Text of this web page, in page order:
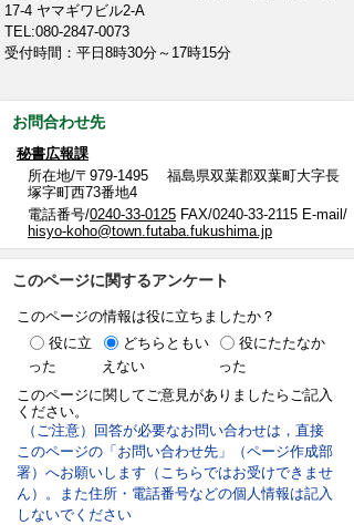
17-4 ヤマギワビル2-A
TEL:080-2847-0073
受付時間：平日8時30分～17時15分
お問合わせ先
秘書広報課
所在地/〒979-1495 福島県双葉郡双葉町大字長
塚字町西73番地4
電話番号/0240-33-0125 FAX/0240-33-2115 E-mail/
hisyo-koho@town.futaba.fukushima.jp
このページに関するアンケート
このページの情報は役に立ちましたか？
役に立
った
どちらともい
えない
役にたたなか
った
このページに関してご意見がありましたらご記入
ください。
（ご注意）回答が必要なお問い合わせは，直接
このページの「お問い合わせ先」（ページ作成部
署）へお願いします（こちらではお受けできませ
ん）。また住所・電話番号などの個人情報は記入
しないでください